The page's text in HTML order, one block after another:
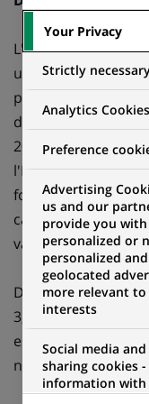
L'année 2002 a
un ralentissement
prolongement des
démocraties
2002. La reprise
l'Europe subissait
fois un
cause de la
valeur et une crise
Dans cet
3,8 % à 16 793
essentiellement
notamment sur les
Your Privacy
Strictly
Analytics Cookies
Preference
Advertising
us and our
provide you with
personalized or
personalized and
geolocated
more relevant
interests
Social media
sharing cookies
information with
networks and